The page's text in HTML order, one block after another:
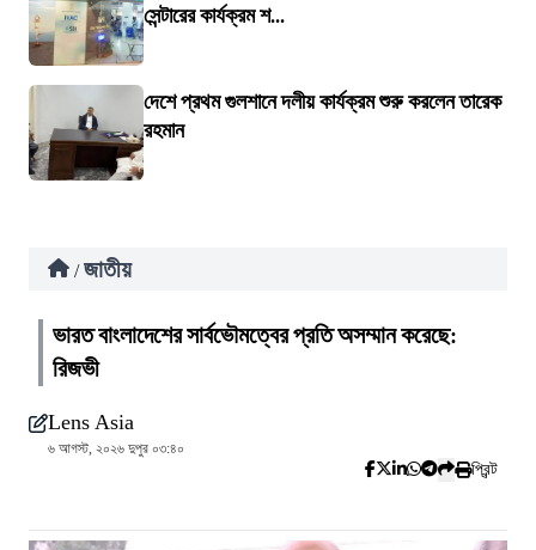
সেন্টারের কার্যক্রম শ...
দেশে প্রথম গুলশানে দলীয় কার্যক্রম শুরু করলেন তারেক
রহমান
/ জাতীয়
ভারত বাংলাদেশের সার্বভৌমত্বের প্রতি অসম্মান করেছে:
রিজভী
Lens Asia
৬ আগস্ট, ২০২৬ দুপুর ০৩:৪০
প্রিন্ট